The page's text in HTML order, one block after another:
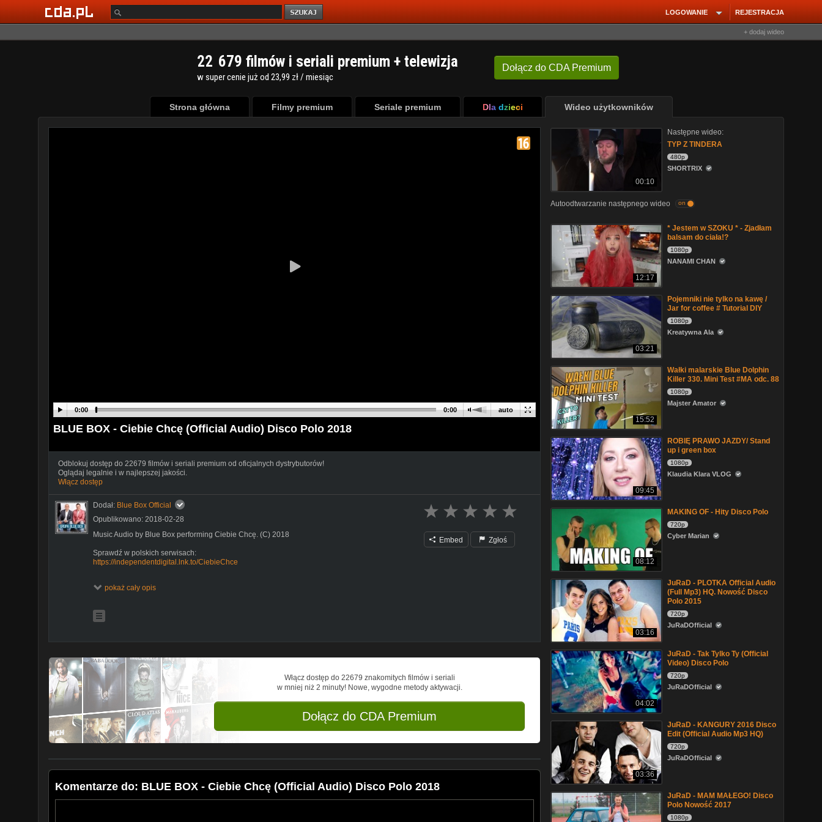
REJESTRACJA
LOGOWANIE
+ dodaj wideo
Dołącz do CDA Premium
22 679 filmów i seriali premium + telewizja
w super cenie już od 23,99 zł / miesiąc
Strona główna Filmy premium Seriale premium Dla dzieci Wideo użytkowników
auto
0:00 0:00
BLUE BOX - Ciebie Chcę (Official Audio) Disco Polo 2018
Odblokuj dostęp do 22679 filmów i seriali premium od oficjalnych dystrybutorów!
Oglądaj legalnie i w najlepszej jakości.
Włącz dostęp
Dodał: Blue Box Official
Opublikowano: 2018-02-28
Music Audio by Blue Box performing Ciebie Chcę. (C) 2018
Sprawdź w polskich serwisach:
https://independentdigital.lnk.to/CiebieChce
FB:https://www.facebook.com/GrupaBlueBox/
Autor tekstu i Muzyka: Radek Kozioł
Aranżacja i Mastering, Nagranie Wokali: D-100 Studio JMJ,
pokaż cały opis
Embed Zgłoś
Włącz dostęp do 22679 znakomitych filmów i seriali
w mniej niż 2 minuty! Nowe, wygodne metody aktywacji.
Dołącz do CDA Premium
Komentarze do: BLUE BOX - Ciebie Chcę (Official Audio) Disco Polo 2018
00:10
Następne wideo:
TYP Z TINDERA
480p
SHORTRIX
Autoodtwarzanie następnego wideo on
12:17
* Jestem w SZOKU * - Zjadłam
balsam do ciała!?
1080p
NANAMI CHAN
03:21
Pojemniki nie tylko na kawę /
Jar for coffee # Tutorial DIY
1080p
Kreatywna Ala
15:52
Wałki malarskie Blue Dolphin
Killer 330. Mini Test #MA odc. 88
1080p
Majster Amator
09:45
ROBIĘ PRAWO JAZDY/ Stand
up i green box
1080p
Klaudia Klara VLOG
08:12
MAKING OF - Hity Disco Polo
720p
Cyber Marian
03:16
JuRaD - PLOTKA Official Audio
(Full Mp3) HQ. Nowość Disco
Polo 2015
720p
JuRaDOfficial
04:02
JuRaD - Tak Tylko Ty (Official
Video) Disco Polo
720p
JuRaDOfficial
03:36
JuRaD - KANGURY 2016 Disco
Edit (Official Audio Mp3 HQ)
720p
JuRaDOfficial
JuRaD - MAM MAŁEGO! Disco
Polo Nowość 2017
1080p